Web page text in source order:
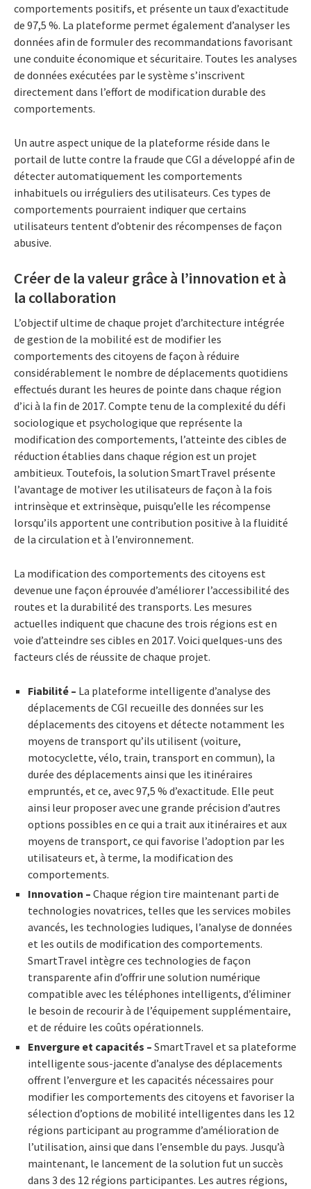
comportements positifs, et présente un taux d’exactitude
de 97,5 %. La plateforme permet également d’analyser les
données afin de formuler des recommandations favorisant
une conduite économique et sécuritaire. Toutes les analyses
de données exécutées par le système s’inscrivent
directement dans l’effort de modification durable des
comportements.
Un autre aspect unique de la plateforme réside dans le
portail de lutte contre la fraude que CGI a développé afin de
détecter automatiquement les comportements
inhabituels ou irréguliers des utilisateurs. Ces types de
comportements pourraient indiquer que certains
utilisateurs tentent d’obtenir des récompenses de façon
abusive.
Créer de la valeur grâce à l’innovation et à
la collaboration
L’objectif ultime de chaque projet d’architecture intégrée
de gestion de la mobilité est de modifier les
comportements des citoyens de façon à réduire
considérablement le nombre de déplacements quotidiens
effectués durant les heures de pointe dans chaque région
d’ici à la fin de 2017. Compte tenu de la complexité du défi
sociologique et psychologique que représente la
modification des comportements, l’atteinte des cibles de
réduction établies dans chaque région est un projet
ambitieux. Toutefois, la solution SmartTravel présente
l’avantage de motiver les utilisateurs de façon à la fois
intrinsèque et extrinsèque, puisqu’elle les récompense
lorsqu’ils apportent une contribution positive à la fluidité
de la circulation et à l’environnement.
La modification des comportements des citoyens est
devenue une façon éprouvée d’améliorer l’accessibilité des
routes et la durabilité des transports. Les mesures
actuelles indiquent que chacune des trois régions est en
voie d’atteindre ses cibles en 2017. Voici quelques-uns des
facteurs clés de réussite de chaque projet.
Fiabilité – La plateforme intelligente d’analyse des
déplacements de CGI recueille des données sur les
déplacements des citoyens et détecte notamment les
moyens de transport qu’ils utilisent (voiture,
motocyclette, vélo, train, transport en commun), la
durée des déplacements ainsi que les itinéraires
empruntés, et ce, avec 97,5 % d’exactitude. Elle peut
ainsi leur proposer avec une grande précision d’autres
options possibles en ce qui a trait aux itinéraires et aux
moyens de transport, ce qui favorise l’adoption par les
utilisateurs et, à terme, la modification des
comportements.
Innovation – Chaque région tire maintenant parti de
technologies novatrices, telles que les services mobiles
avancés, les technologies ludiques, l’analyse de données
et les outils de modification des comportements.
SmartTravel intègre ces technologies de façon
transparente afin d’offrir une solution numérique
compatible avec les téléphones intelligents, d’éliminer
le besoin de recourir à de l’équipement supplémentaire,
et de réduire les coûts opérationnels.
Envergure et capacités – SmartTravel et sa plateforme
intelligente sous-jacente d’analyse des déplacements
offrent l’envergure et les capacités nécessaires pour
modifier les comportements des citoyens et favoriser la
sélection d’options de mobilité intelligentes dans les 12
régions participant au programme d’amélioration de
l’utilisation, ainsi que dans l’ensemble du pays. Jusqu’à
maintenant, le lancement de la solution fut un succès
dans 3 des 12 régions participantes. Les autres régions,